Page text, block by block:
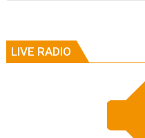
LIVE RADIO